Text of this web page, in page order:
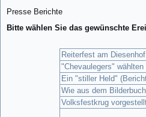
Presse Berichte
Bitte wählen Sie das gewünschte
Reiterfest am
"Chevaulegers"
Ein "stiller Held"
Wie aus dem
Volksfestkrug